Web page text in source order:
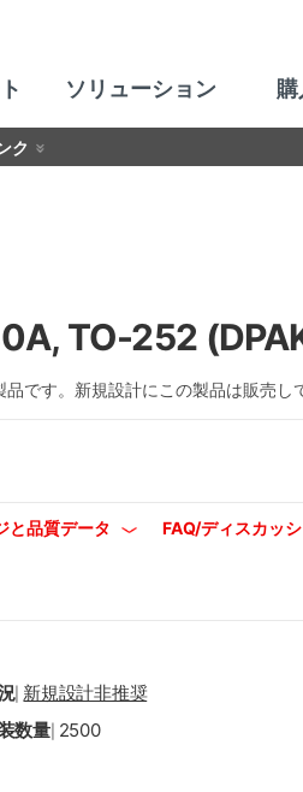
ソリューション
ク
TO-252
です。新規設計にこの製品は販売し
と品質データ FAQ/ディスカッ
| 新規設計非推奨
数量| 2500